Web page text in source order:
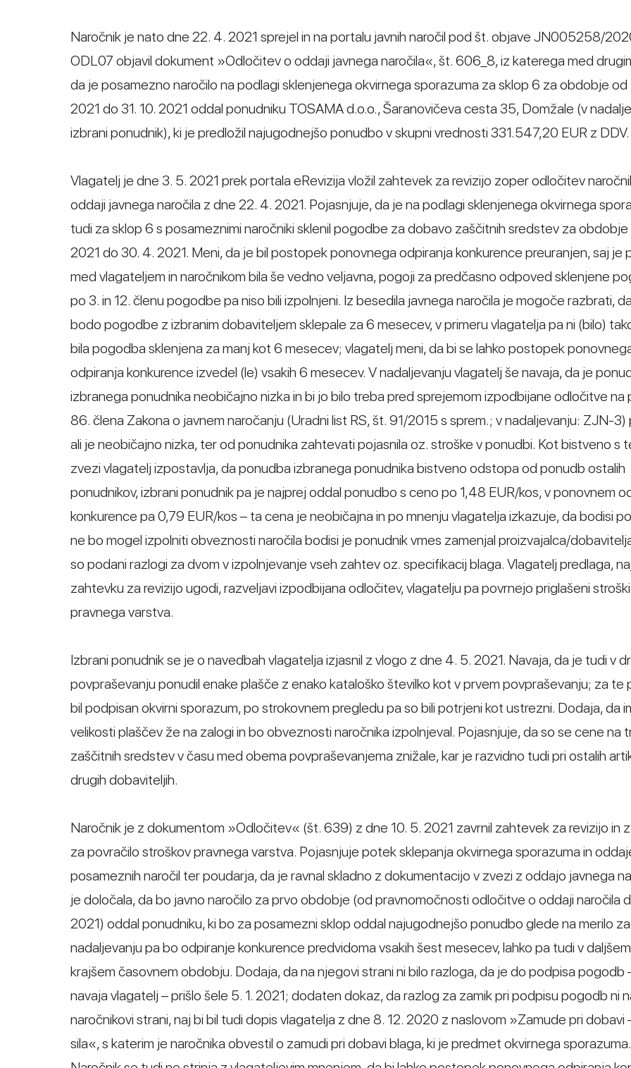
Naročnik je nato dne 22. 4. 2021 sprejel in na portalu javnih naročil pod št. objave JN005258/
ODL07 objavil dokument »Odločitev o oddaji javnega naročila«, št. 606_8, iz katerega med
da je posamezno naročilo na podlagi sklenjenega okvirnega sporazuma za sklop 6 za obdobje od
2021 do 31. 10. 2021 oddal ponudniku TOSAMA d.o.o., Šaranovičeva cesta 35, Domžale (v
izbrani ponudnik), ki je predložil najugodnejšo ponudbo v skupni vrednosti 331.547,20 EUR z DDV.
Vlagatelj je dne 3. 5. 2021 prek portala eRevizija vložil zahtevek za revizijo zoper odločitev
oddaji javnega naročila z dne 22. 4. 2021. Pojasnjuje, da je na podlagi sklenjenega okvirnega
tudi za sklop 6 s posameznimi naročniki sklenil pogodbe za dobavo zaščitnih sredstev za obdobje
2021 do 30. 4. 2021. Meni, da je bil postopek ponovnega odpiranja konkurence preuranjen, saj je
med vlagateljem in naročnikom bila še vedno veljavna, pogoji za predčasno odpoved sklenjene
po 3. in 12. členu pogodbe pa niso bili izpolnjeni. Iz besedila javnega naročila je mogoče razbrati,
bodo pogodbe z izbranim dobaviteljem sklepale za 6 mesecev, v primeru vlagatelja pa ni (bilo)
bila pogodba sklenjena za manj kot 6 mesecev; vlagatelj meni, da bi se lahko postopek
odpiranja konkurence izvedel (le) vsakih 6 mesecev. V nadaljevanju vlagatelj še navaja, da je
izbranega ponudnika neobičajno nizka in bi jo bilo treba pred sprejemom izpodbijane odločitve na
86. člena Zakona o javnem naročanju (Uradni list RS, št. 91/2015 s sprem.; v nadaljevanju: ZJN-3)
ali je neobičajno nizka, ter od ponudnika zahtevati pojasnila oz. stroške v ponudbi. Kot bistveno s
zvezi vlagatelj izpostavlja, da ponudba izbranega ponudnika bistveno odstopa od ponudb ostalih
ponudnikov, izbrani ponudnik pa je najprej oddal ponudbo s ceno po 1,48 EUR/kos, v ponovnem
konkurence pa 0,79 EUR/kos – ta cena je neobičajna in po mnenju vlagatelja izkazuje, da bodisi
ne bo mogel izpolniti obveznosti naročila bodisi je ponudnik vmes zamenjal proizvajalca/
so podani razlogi za dvom v izpolnjevanje vseh zahtev oz. specifikacij blaga. Vlagatelj predlaga,
zahtevku za revizijo ugodi, razveljavi izpodbijana odločitev, vlagatelju pa povrnejo priglašeni stroški
pravnega varstva.
Izbrani ponudnik se je o navedbah vlagatelja izjasnil z vlogo z dne 4. 5. 2021. Navaja, da je tudi v
povpraševanju ponudil enake plašče z enako kataloško številko kot v prvem povpraševanju; za te
bil podpisan okvirni sporazum, po strokovnem pregledu pa so bili potrjeni kot ustrezni. Dodaja, da
velikosti plaščev že na zalogi in bo obveznosti naročnika izpolnjeval. Pojasnjuje, da so se cene na
zaščitnih sredstev v času med obema povpraševanjema znižale, kar je razvidno tudi pri ostalih
drugih dobaviteljih.
Naročnik je z dokumentom »Odločitev« (št. 639) z dne 10. 5. 2021 zavrnil zahtevek za revizijo in
za povračilo stroškov pravnega varstva. Pojasnjuje potek sklepanja okvirnega sporazuma in
posameznih naročil ter poudarja, da je ravnal skladno z dokumentacijo v zvezi z oddajo javnega
je določala, da bo javno naročilo za prvo obdobje (od pravnomočnosti odločitve o oddaji naročila
2021) oddal ponudniku, ki bo za posamezni sklop oddal najugodnejšo ponudbo glede na merilo
nadaljevanju pa bo odpiranje konkurence predvidoma vsakih šest mesecev, lahko pa tudi v
krajšem časovnem obdobju. Dodaja, da na njegovi strani ni bilo razloga, da je do podpisa pogodb
navaja vlagatelj – prišlo šele 5. 1. 2021; dodaten dokaz, da razlog za zamik pri podpisu pogodb ni
naročnikovi strani, naj bi bil tudi dopis vlagatelja z dne 8. 12. 2020 z naslovom »Zamude pri dobavi
sila«, s katerim je naročnika obvestil o zamudi pri dobavi blaga, ki je predmet okvirnega sporazuma.